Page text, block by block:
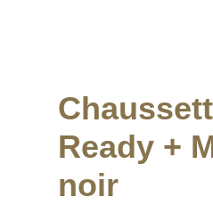
Ready +
noir